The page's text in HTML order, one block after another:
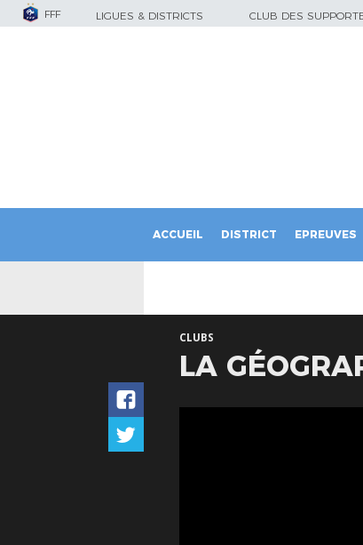
FFF LIGUES & DISTRICTS CLUB DES
ACCUEIL DISTRICT EPREUVES
CLUBS
LA